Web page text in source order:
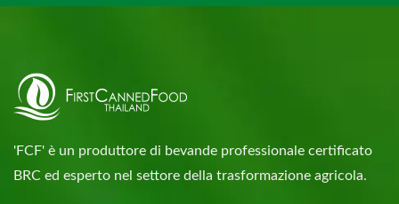
'FCF' è un produttore di bevande professionale certificato
BRC ed esperto nel settore della trasformazione agricola.